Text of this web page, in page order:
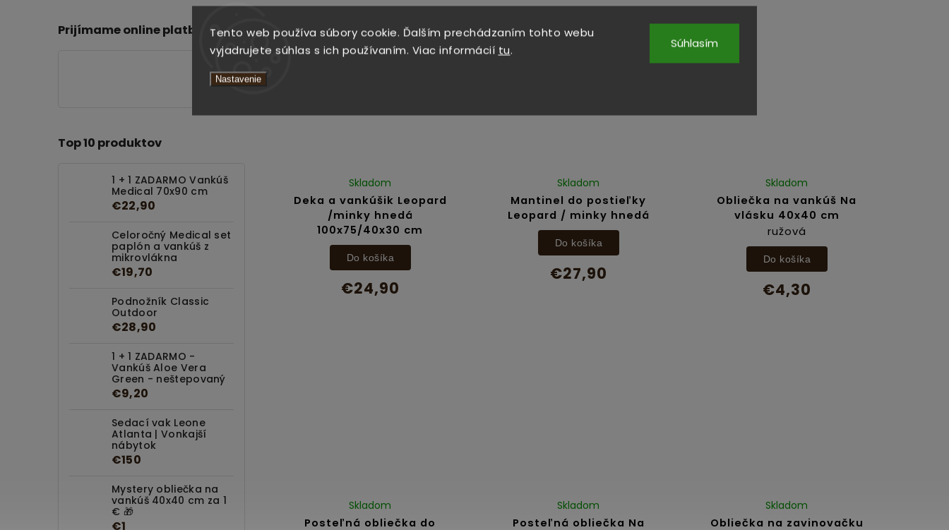
Tento web používa súbory cookie. Ďalším prechádzaním tohto webu
vyjadrujete súhlas s ich používaním. Viac informácií tu.
Nastavenie
Súhlasím
Prijímame online platby
Top 10 produktov
1 + 1 ZADARMO Vankúš
Medical 70x90 cm
€22,90
Celoročný Medical set
paplón a vankúš z
mikrovlákna
€19,70
Podnožník Classic
Outdoor
€28,90
1 + 1 ZADARMO -
Vankúš Aloe Vera
Green - neštepovaný
€9,20
Sedací vak Leone
Atlanta | Vonkajší
nábytok
€150
Mystery obliečka na
vankúš 40x40 cm za 1
€ 🎁
€1
Deka a vankúšik Leopard
/minky hnedá
100x75/40x30 cm
Skladom
€24,90
Do košíka
Mantinel do postieľky
Leopard / minky hnedá
Skladom
€27,90
Do košíka
Obliečka na vankúš Na
vlásku 40x40 cm
ružová
Skladom
€4,30
Do košíka
Posteľná obliečka do
Skladom
Posteľná obliečka Na
Skladom
Obliečka na zavinovačku
Skladom